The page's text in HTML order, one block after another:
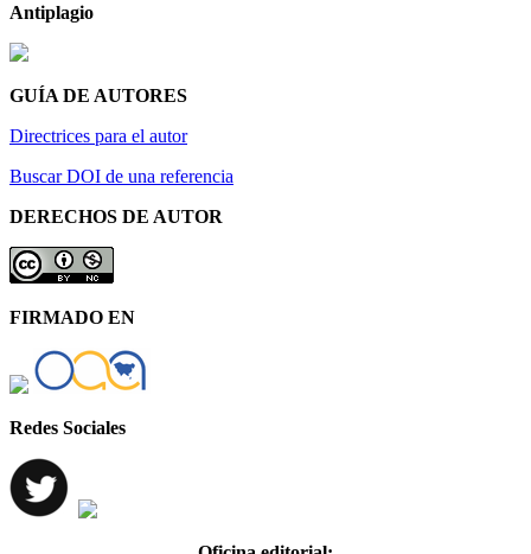
Antiplagio
GUÍA DE AUTORES
Directrices para el autor
Buscar DOI de una referencia
DERECHOS DE AUTOR
FIRMADO EN
Redes Sociales